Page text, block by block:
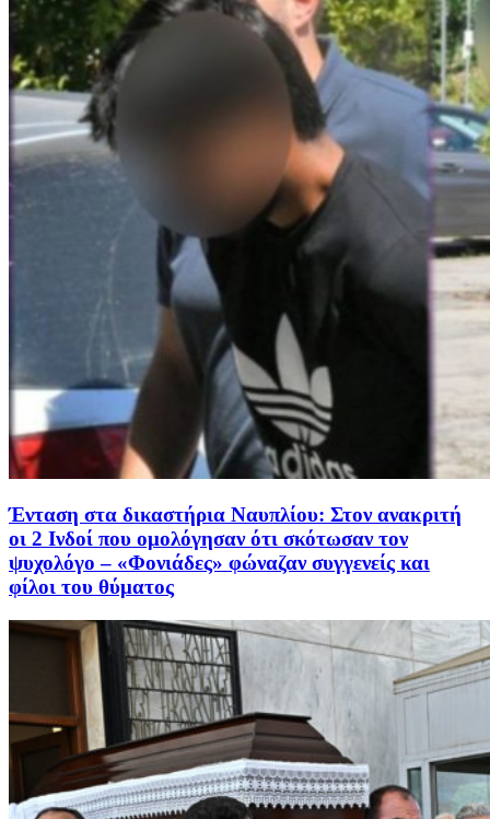
Ένταση στα δικαστήρια Ναυπλίου: Στον ανακριτή
οι 2 Ινδοί που ομολόγησαν ότι σκότωσαν τον
ψυχολόγο – «Φονιάδες» φώναζαν συγγενείς και
φίλοι του θύματος